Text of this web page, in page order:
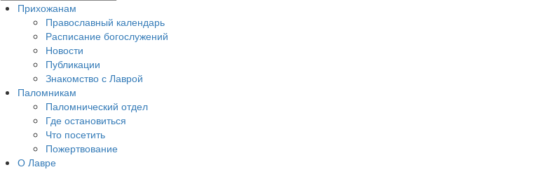
Прихожанам
Православный календарь
Расписание богослужений
Новости
Публикации
Знакомство с Лаврой
Паломникам
Паломнический отдел
Где остановиться
Что посетить
Пожертвование
О Лавре